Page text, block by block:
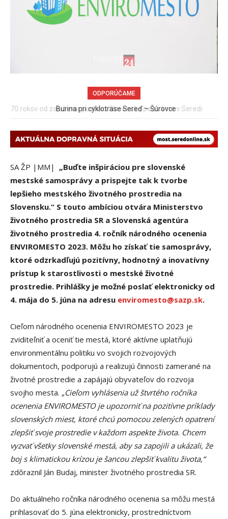
ODPORÚČAME
Burina pri cyklotrase Sereď – Šúrovce
SA ŽP |MM|
„Buďte inšpiráciou pre slovenské
mestské samosprávy a prispejte tak k tvorbe
lepšieho mestského životného prostredia na
Slovensku.“ S touto ambíciou otvára Ministerstvo
životného prostredia SR a Slovenská agentúra
životného prostredia 4. ročník národného ocenenia
ENVIROMESTO 2023. Môžu ho získať tie samosprávy,
ktoré odzrkadľujú pozitívny, hodnotný a inovatívny
prístup k starostlivosti o mestské životné
prostredie. Prihlášky je možné poslať elektronicky od
4. mája do 5. júna na adresu enviromesto@sazp.sk.
Cieľom národného ocenenia ENVIROMESTO 2023 je
zviditeľniť a oceniť tie mestá, ktoré aktívne uplatňujú
environmentálnu politiku vo svojich rozvojových
dokumentoch, podporujú a realizujú činnosti zamerané na
životné prostredie a zapájajú obyvateľov do rozvoja
svojho mesta. „Cieľom vyhlásenia už štvrtého ročníka
ocenenia ENVIROMESTO je upozorniť na pozitívne príklady
slovenských miest, ktoré chcú pomocou zelených opatrení
zlepšiť svoje prostredie v každom aspekte života. Chcem
vyzvať všetky slovenské mestá, aby sa zapojili a ukázali, že
boj s klimatickou krízou je šancou zlepšiť kvalitu života,“
zdôraznil Ján Budaj, minister životného prostredia SR.
Do aktuálneho ročníka národného ocenenia sa môžu mestá
prihlasovať do 5. júna elektronicky, prostredníctvom